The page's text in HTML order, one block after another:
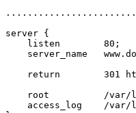
server {
    listen        80;
server_name
return        301
root          /var/
access_log    /var/